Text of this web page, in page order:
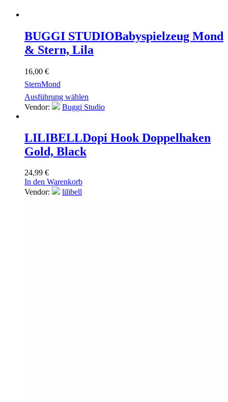
BUGGI STUDIOBabyspielzeug Mond
& Stern, Lila
16,00 €
SternMond
Ausführung wählen
Vendor:
Buggi Studio
LILIBELLDopi Hook Doppelhaken
Gold, Black
24,99 €
In den Warenkorb
Vendor:
lilibell